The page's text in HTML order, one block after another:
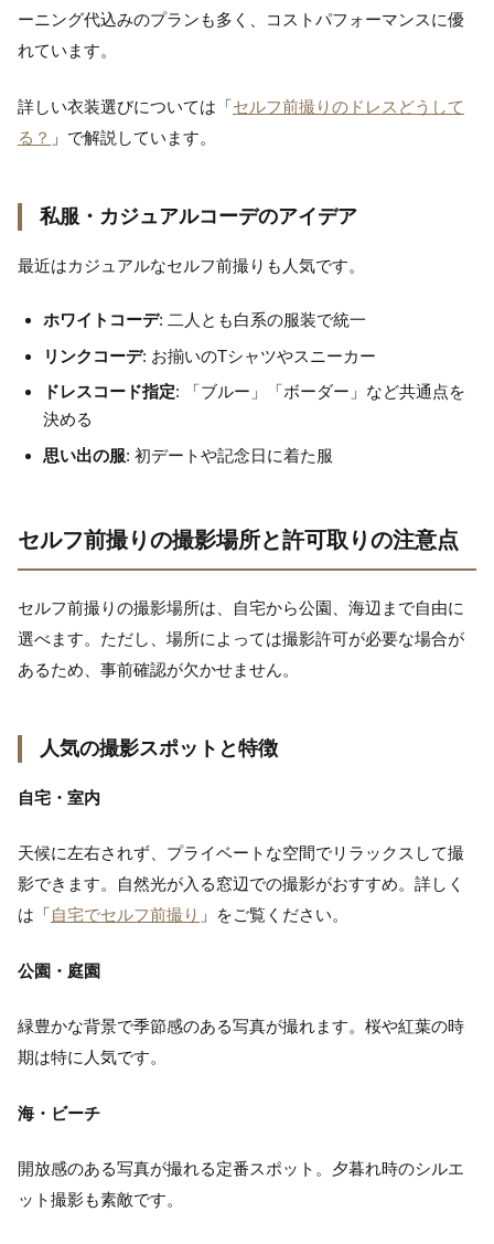
ーニング代込みのプランも多く、コストパフォーマンスに優
れています。
詳しい衣装選びについては「セルフ前撮りのドレスどうして
る？ 」で解説しています。
私服・カジュアルコーデのアイデア
最近はカジュアルなセルフ前撮りも人気です。
ホワイトコーデ: 二人とも白系の服装で統一
リンクコーデ: お揃いのTシャツやスニーカー
ドレスコード指定: 「ブルー」「ボーダー」など共通点を
決める
思い出の服: 初デートや記念日に着た服
セルフ前撮りの撮影場所と許可取りの注意点
セルフ前撮りの撮影場所は、自宅から公園、海辺まで自由に
選べます。ただし、場所によっては撮影許可が必要な場合が
あるため、事前確認が欠かせません。
人気の撮影スポットと特徴
自宅・室内
天候に左右されず、プライベートな空間でリラックスして撮
影できます。自然光が入る窓辺での撮影がおすすめ。詳しく
は「自宅でセルフ前撮り 」をご覧ください。
公園・庭園
緑豊かな背景で季節感のある写真が撮れます。桜や紅葉の時
期は特に人気です。
海・ビーチ
開放感のある写真が撮れる定番スポット。夕暮れ時のシルエ
ット撮影も素敵です。